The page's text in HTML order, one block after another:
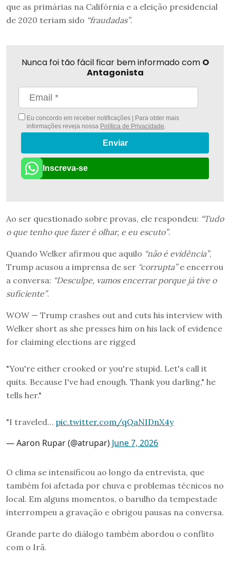
que as primárias na Califórnia e a eleição presidencial
de 2020 teriam sido “fraudadas”.
Nunca foi tão fácil ficar bem informado com O
Antagonista
Eu concordo em receber notificações | Para obter mais
informações reveja nossa Política de Privacidade.
Enviar
Inscreva-se
Ao ser questionado sobre provas, ele respondeu: “Tudo
o que tenho que fazer é olhar, e eu escuto”.
Quando Welker afirmou que aquilo “não é evidência”,
Trump acusou a imprensa de ser “corrupta”e encerrou
a conversa: “Desculpe, vamos encerrar porque já tive o
suficiente”.
WOW — Trump crashes out and cuts his interview with
Welker short as she presses him on his lack of evidence
for claiming elections are rigged
"You're either crooked or you're stupid. Let's call it
quits. Because I've had enough. Thank you darling," he
tells her."
"I traveled… pic.twitter.com/qQaNIDnX4y
— Aaron Rupar (@atrupar) June 7, 2026
O clima se intensificou ao longo da entrevista, que
também foi afetada por chuva e problemas técnicos no
local. Em alguns momentos, o barulho da tempestade
interrompeu a gravação e obrigou pausas na conversa.
Grande parte do diálogo também abordou o conflito
com o Irã.